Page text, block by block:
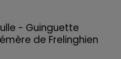
- Guinguette
de Frelinghien